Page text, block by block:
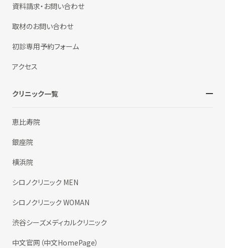
資料請求・お問い合わせ
取材のお問い合わせ
初診専用予約フォーム
アクセス
クリニック一覧
恵比寿院
銀座院
横浜院
シロノクリニック MEN
シロノクリニック WOMAN
渋谷シーズメディカルクリニック
中文官网（中文HomePage）